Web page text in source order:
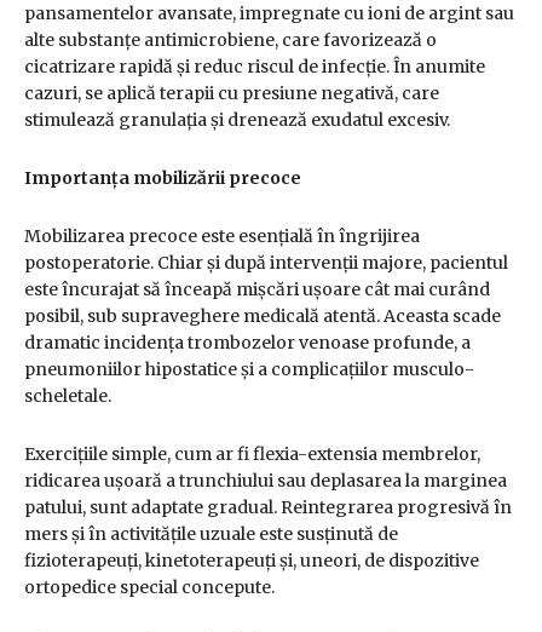
pansamentelor avansate, impregnate cu ioni de argint sau
alte substanțe antimicrobiene, care favorizează o
cicatrizare rapidă și reduc riscul de infecție. În anumite
cazuri, se aplică terapii cu presiune negativă, care
stimulează granulația și drenează exudatul excesiv.
Importanța mobilizării precoce
Mobilizarea precoce este esențială în îngrijirea
postoperatorie. Chiar și după intervenții majore, pacientul
este încurajat să înceapă mișcări ușoare cât mai curând
posibil, sub supraveghere medicală atentă. Aceasta scade
dramatic incidența trombozelor venoase profunde, a
pneumoniilor hipostatice și a complicațiilor musculo-
scheletale.
Exercițiile simple, cum ar fi flexia-extensia membrelor,
ridicarea ușoară a trunchiului sau deplasarea la marginea
patului, sunt adaptate gradual. Reintegrarea progresivă în
mers și în activitățile uzuale este susținută de
fizioterapeuți, kinetoterapeuți și, uneori, de dispozitive
ortopedice special concepute.